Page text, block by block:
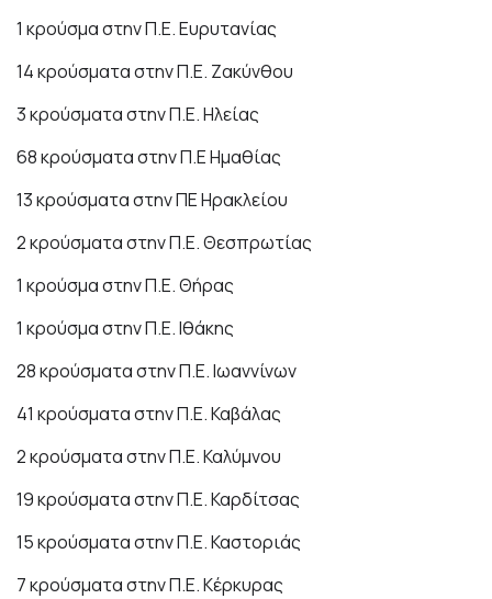
1 κρούσμα στην Π.Ε. Ευρυτανίας
14 κρούσματα στην Π.Ε. Ζακύνθου
3 κρούσματα στην Π.Ε. Ηλείας
68 κρούσματα στην Π.Ε Ημαθίας
13 κρούσματα στην ΠΕ Ηρακλείου
2 κρούσματα στην Π.Ε. Θεσπρωτίας
1 κρούσμα στην Π.Ε. Θήρας
1 κρούσμα στην Π.Ε. Ιθάκης
28 κρούσματα στην Π.Ε. Ιωαννίνων
41 κρούσματα στην Π.Ε. Καβάλας
2 κρούσματα στην Π.Ε. Καλύμνου
19 κρούσματα στην Π.Ε. Καρδίτσας
15 κρούσματα στην Π.Ε. Καστοριάς
7 κρούσματα στην Π.Ε. Κέρκυρας